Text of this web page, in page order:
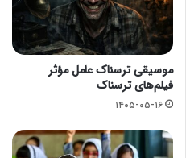
موسیقی ترسناک عامل مؤثر
فیلم‌های ترسناک
۱۴۰۵-۰۵-۱۶